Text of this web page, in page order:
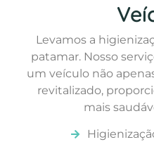
Levamos a
patamar. Nosso
um veículo não
revitalizado,
mais